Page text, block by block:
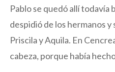
Pablo se quedó allí todavía
despidió de los hermanos y
Priscila y Aquila. En
cabeza, porque había